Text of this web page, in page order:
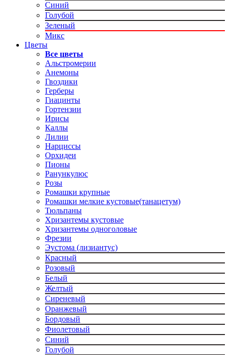
Синий
Голубой
Зеленый
Микс
Цветы
Все цветы
Альстромерии
Анемоны
Гвоздики
Герберы
Гиацинты
Гортензии
Ирисы
Каллы
Лилии
Нарциссы
Орхидеи
Пионы
Ранункулюс
Розы
Ромашки крупные
Ромашки мелкие кустовые(танацетум)
Тюльпаны
Хризантемы кустовые
Хризантемы одноголовые
Фрезии
Эустома (лизиантус)
Красный
Розовый
Белый
Желтый
Сиреневый
Оранжевый
Бордовый
Фиолетовый
Синий
Голубой